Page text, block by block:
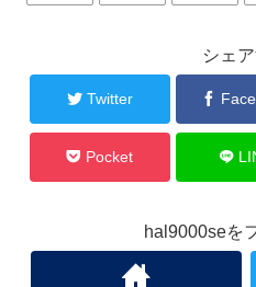
シェ
Twitter
Pocket
hal9000seを